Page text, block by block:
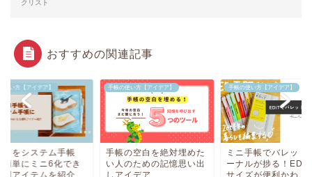
クリスト
おすすめの関連記事
使い方【アイデア】
日をシステム手帳
簡単にミニ6化でき
手帳の使い方【アイデア】
手帳の空白を絶対埋めた
い人のための記憶思い出
手帳の使い方【アイデア】
ミニ手帳でバレット
ーナルが捗る！